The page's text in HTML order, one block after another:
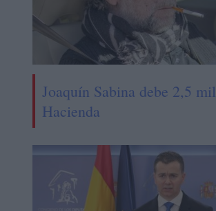
Joaquín Sabina debe 2,5
Hacienda